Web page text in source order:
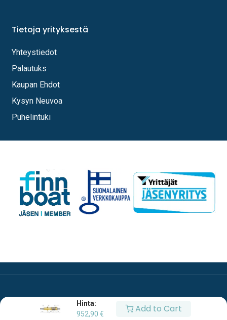
Hinta:
952,90 € Add to Cart
Tietoja yrityksestä
Yhteystiedot
Palautuks
Kaupan Ehdot
Kysyn Neuvoa
Puhelintuki